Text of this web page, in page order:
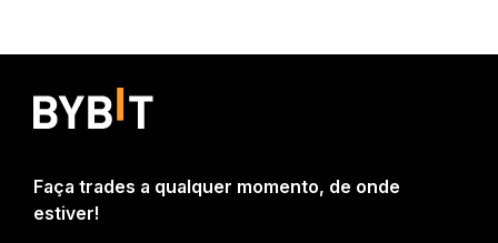
Faça trades a qualquer momento, de onde
estiver!